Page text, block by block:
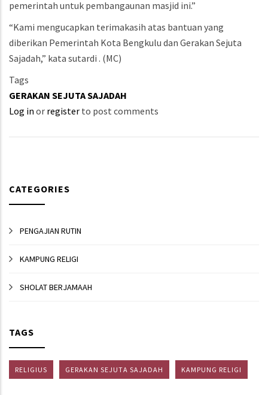
pemerintah untuk pembangaunan masjid ini.”
“Kami mengucapkan terimakasih atas bantuan yang
diberikan Pemerintah Kota Bengkulu dan Gerakan Sejuta
Sajadah,” kata sutardi . (MC)
Tags
GERAKAN SEJUTA SAJADAH
Log in or register to post comments
CATEGORIES
PENGAJIAN RUTIN
KAMPUNG RELIGI
SHOLAT BERJAMAAH
TAGS
RELIGIUS GERAKAN SEJUTA SAJADAH KAMPUNG RELIGI